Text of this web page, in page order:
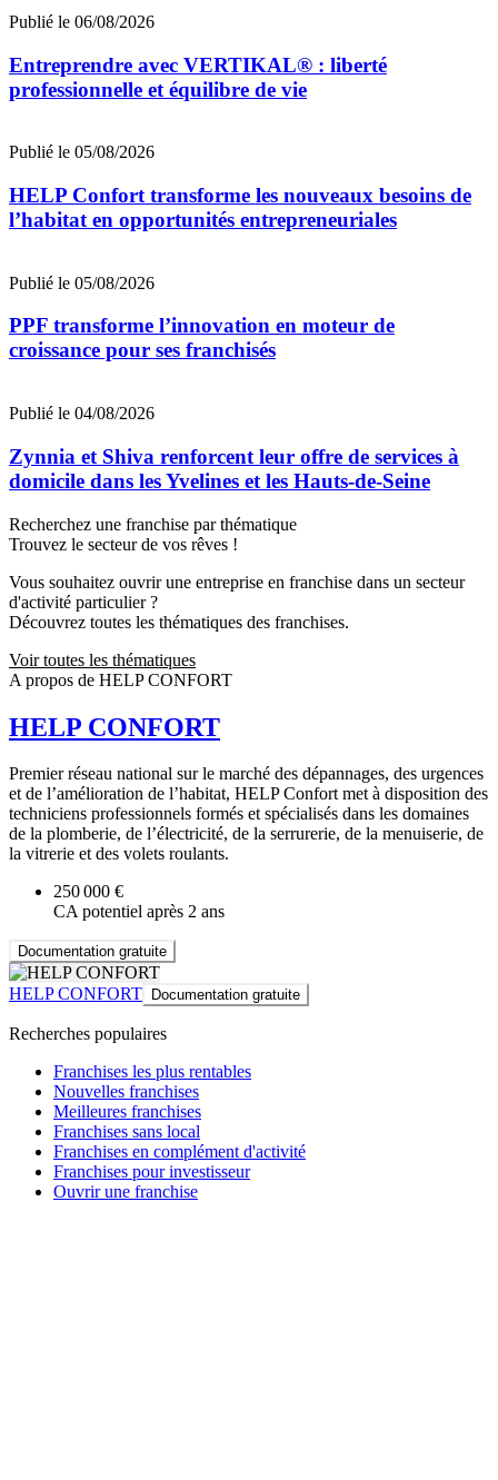
Publié le 06/08/2026
Entreprendre avec VERTIKAL® : liberté
professionnelle et équilibre de vie
Publié le 05/08/2026
HELP Confort transforme les nouveaux besoins de
l’habitat en opportunités entrepreneuriales
Publié le 05/08/2026
PPF transforme l’innovation en moteur de
croissance pour ses franchisés
Publié le 04/08/2026
Zynnia et Shiva renforcent leur offre de services à
domicile dans les Yvelines et les Hauts-de-Seine
Recherchez une franchise par thématique
Trouvez le secteur de vos rêves !
Vous souhaitez ouvrir une entreprise en franchise dans un secteur
d'activité particulier ?
Découvrez toutes les thématiques des franchises.
Voir toutes les thématiques
A propos de HELP CONFORT
HELP CONFORT
Premier réseau national sur le marché des dépannages, des urgences
et de l’amélioration de l’habitat, HELP Confort met à disposition des
techniciens professionnels formés et spécialisés dans les domaines
de la plomberie, de l’électricité, de la serrurerie, de la menuiserie, de
la vitrerie et des volets roulants.
250 000 €
CA potentiel après 2 ans
Documentation gratuite
HELP CONFORT Documentation gratuite
Recherches populaires
Franchises les plus rentables
Nouvelles franchises
Meilleures franchises
Franchises sans local
Franchises en complément d'activité
Franchises pour investisseur
Ouvrir une franchise